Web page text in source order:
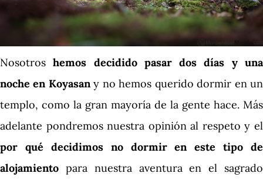
Nosotroshemos decidido pasar dos días y una
noche en Koyasany no hemos querido dormir en un
templo, como la gran mayoría de la gente hace. Más
adelante pondremos nuestra opinión al respeto y el
por qué decidimos no dormir en este tipo de
alojamiento para nuestra aventura en el sagrado